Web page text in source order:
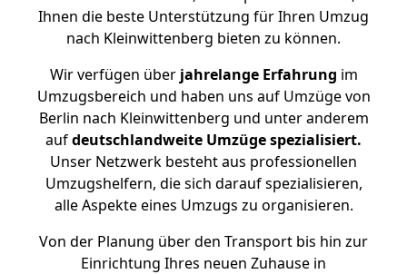
Ihnen die beste Unterstützung für Ihren Umzug
nach Kleinwittenberg bieten zu können.
Wir verfügen überjahrelange Erfahrung im
Umzugsbereich und haben uns auf Umzüge von
Berlin nach Kleinwittenberg und unter anderem
aufdeutschlandweite Umzüge spezialisiert.
Unser Netzwerk besteht aus professionellen
Umzugshelfern, die sich darauf spezialisieren,
alle Aspekte eines Umzugs zu organisieren.
Von der Planung über den Transport bis hin zur
Einrichtung Ihres neuen Zuhause in